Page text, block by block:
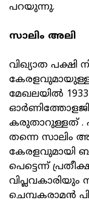
പറയുന്നു.
സാലിം അലി
വിഖ്യാത പക്ഷി
മേഖലയിൽ
കരുതാറുള്ളത് .
തന്നെ സാലിം
കേരളവുമായി
പെട്ടെന്ന്
വിപ്ലവകാരിയും
ചെമ്പകരാമൻ